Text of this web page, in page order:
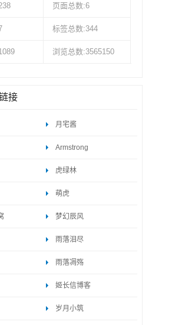
页面总数:6
标签总数:344
浏览总数:3565150
接
月宅酱
Armstrong
虎绿林
萌虎
梦幻辰风
雨落泪尽
雨落凋殇
姬长信博客
岁月小筑